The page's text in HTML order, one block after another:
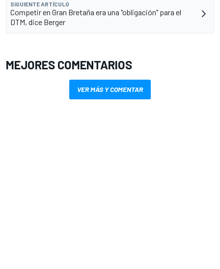
SIGUIENTE ARTÍCULO
Competir en Gran Bretaña era una "obligación" para el
DTM, dice Berger
MEJORES COMENTARIOS
VER MÁS Y COMENTAR